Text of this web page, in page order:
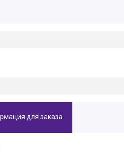
для заказа